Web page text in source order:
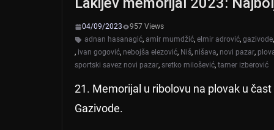
04/09/2023
957 Views
adnan hasanagić, amir mumdžić, elmir adrović, gazivode,
, ivan gogović, nebojša elezović, Niš, nišava, novi pazar,
sportski savez novi pazar, sretko milošević, tamer izberović
21. Memorijal u ribolovu na plovak u
Gazivode.